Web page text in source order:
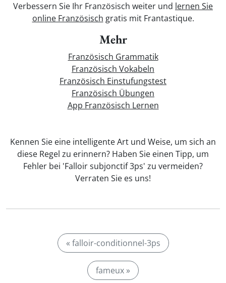
Verbessern Sie Ihr Französisch weiter und lernen Sie
online Französisch gratis mit Frantastique.
Mehr
Französisch Grammatik
Französisch Vokabeln
Französisch Einstufungstest
Französisch Übungen
App Französisch Lernen
Kennen Sie eine intelligente Art und Weise, um sich an
diese Regel zu erinnern? Haben Sie einen Tipp, um
Fehler bei 'Falloir subjonctif 3ps' zu vermeiden?
Verraten Sie es uns!
« falloir-conditionnel-3ps
fameux »